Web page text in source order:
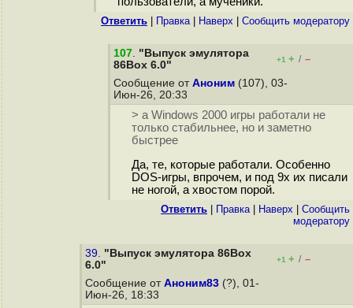
Ответить Правка| Наверх Cообщить модератору
107. "Выпуск эмулятора
86Box 6.0"
+1 + / –
Сообщение от Аноним (107), 03-
Июн-26, 20:33
> а Windows 2000 игры работали не
только стабильнее, но и заметно
быстрее
Да, те, которые работали. Особенно
DOS-игры, впрочем, и под 9x их писали
не ногой, а хвостом порой.
Ответить Правка| Наверх
Cообщить
модератору
39. "Выпуск эмулятора 86Box
6.0"
+1 + / –
Сообщение от Аноним83 (?), 01-
Июн-26, 18:33